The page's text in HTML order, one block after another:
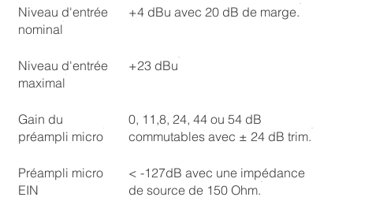
Niveau d'entrée
nominal
+4 dBu avec 20 dB de marge.
Niveau d'entrée
maximal
+23 dBu
Gain du
préampli micro
0, 11,8, 24, 44 ou 54 dB
commutables avec ± 24 dB trim.
Préampli micro
EIN
< -127dB avec une impédance
de source de 150 Ohm.